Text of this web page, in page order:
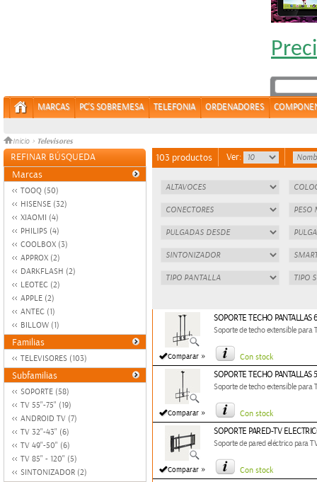
MARCAS PC'S SOBREMESA TELEFONIA ORDENADORES
Inicio > Televisores
REFINAR BÚSQUEDA
Marcas
TOOQ (50)
HISENSE (32)
XIAOMI (4)
PHILIPS (4)
COOLBOX (3)
APPROX (2)
DARKFLASH (2)
LEOTEC (2)
APPLE (2)
ANTEC (1)
BILLOW (1)
Familias
TELEVISORES (103)
Subfamilias
SOPORTE (58)
TV 55"-75" (19)
ANDROID TV (7)
TV 32"-43" (6)
TV 49"-50" (6)
TV 85" - 120" (5)
SINTONIZADOR (2)
103 productos Ver:
Comparar »
SOPORTE TECHO
Soporte de techo extensible para
Con stock
Comparar »
SOPORTE TECHO
Soporte de techo extensible para
Con stock
Comparar »
SOPORTE PARED-TV
Soporte de pared eléctrico para
Con stock